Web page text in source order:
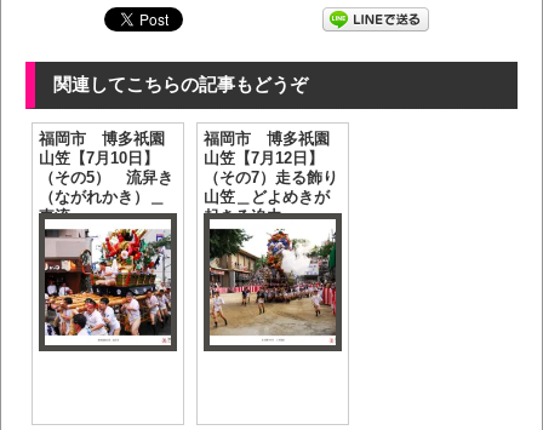
関連してこちらの記事もどうぞ
福岡市 博多祇園
山笠【7月10日】
（その5） 流舁き
（ながれかき）＿
東流
福岡市 博多祇園
山笠【7月12日】
（その7）走る飾り
山笠＿どよめきが
起きる迫力